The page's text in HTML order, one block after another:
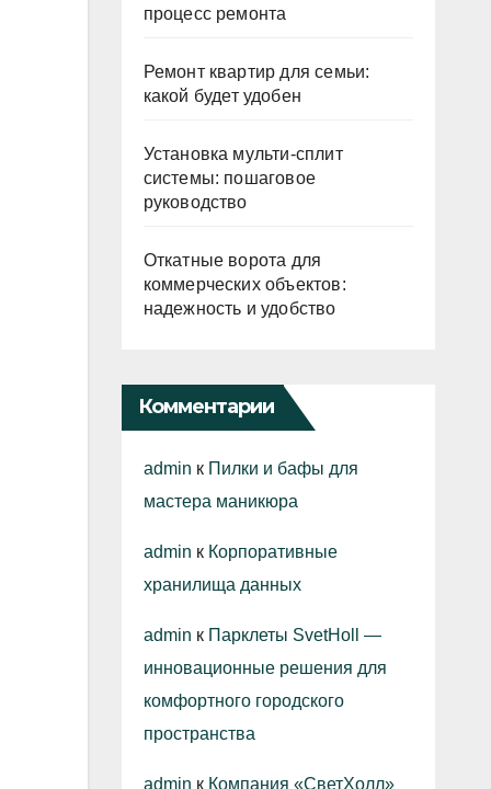
процесс ремонта
Ремонт квартир для семьи:
какой будет удобен
Установка мульти-сплит
системы: пошаговое
руководство
Откатные ворота для
коммерческих объектов:
надежность и удобство
Комментарии
admin к Пилки и бафы для
мастера маникюра
admin к Корпоративные
хранилища данных
admin к Парклеты SvetHoll —
инновационные решения для
комфортного городского
пространства
admin к Компания «СветХолл»